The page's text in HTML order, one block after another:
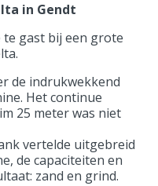
in Gendt
te gast bij een grote
de indrukwekkend
Het continue
25 meter was niet
vertelde uitgebreid
de capaciteiten en
zand en grind.